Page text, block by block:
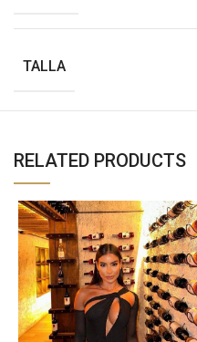
TALLA
RELATED PRODUCTS